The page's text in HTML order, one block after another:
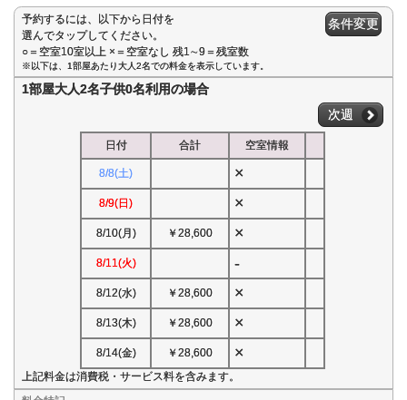
予約するには、以下から日付を
選んでタップしてください。
○＝空室10室以上 ×＝空室なし 残1∼9＝残室数
条件変更
※以下は、1部屋あたり大人2名での料金を表示しています。
1部屋大人2名子供0名利用の場合
次週
日付 合計 空室情報
8/8(土) ×
8/9(日) ×
8/10(月) ￥28,600 ×
8/11(火) -
8/12(水) ￥28,600 ×
8/13(木) ￥28,600 ×
8/14(金) ￥28,600 ×
上記料金は消費税・サービス料を含みます。